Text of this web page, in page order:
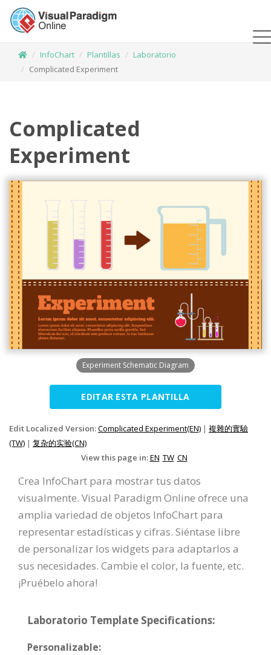
InfoChart Plantillas
Laboratorio
Complicated Experiment
Complicated
Experiment
Experiment Schematic Diagram
EDITAR ESTA PLANTILLA
Edit Localized Version:Complicated Experiment(EN) | 複雜的實驗
(TW) | 复杂的实验(CN)
View this page in:EN TW CN
Crea InfoChart para mostrar tus datos
visualmente. Visual Paradigm Online ofrece una
amplia variedad de objetos InfoChart para
representar estadísticas y cifras. Siéntase libre
de personalizar los widgets para adaptarlos a
sus necesidades. Cambie el color, la fuente, etc.
¡Pruébelo ahora!
Laboratorio Template Specifications:
Personalizable: